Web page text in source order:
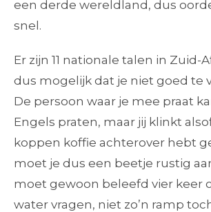
een derde wereldland, dus
snel.
Er zijn 11 nationale talen in Zuid-
dus mogelijk dat je niet goed te
De persoon waar je mee praat
Engels praten, maar jij klinkt
koppen koffie achterover hebt
moet je dus een beetje rustig
moet gewoon beleefd vier keer
water vragen, niet zo’n ramp